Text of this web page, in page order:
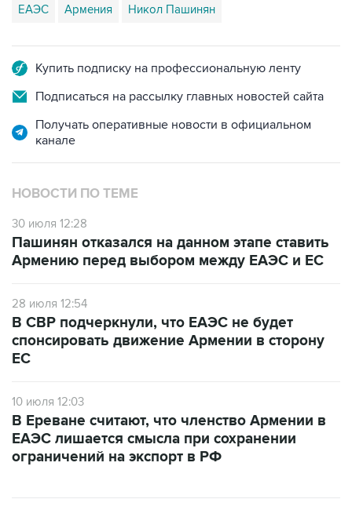
ЕАЭС Армения Никол Пашинян
Купить подписку на профессиональную ленту
Подписаться на рассылку главных новостей сайта
Получать оперативные новости в официальном
канале
НОВОСТИ ПО ТЕМЕ
30 июля 12:28
Пашинян отказался на данном этапе ставить
Армению перед выбором между ЕАЭС и ЕС
28 июля 12:54
В СВР подчеркнули, что ЕАЭС не будет
спонсировать движение Армении в сторону
ЕС
10 июля 12:03
В Ереване считают, что членство Армении в
ЕАЭС лишается смысла при сохранении
ограничений на экспорт в РФ